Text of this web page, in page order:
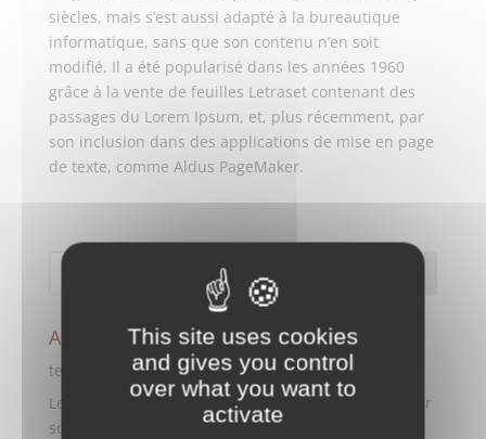
siècles, mais s’est aussi adapté à la bureautique
informatique, sans que son contenu n’en soit
modifié. Il a été popularisé dans les années 1960
grâce à la vente de feuilles Letraset contenant des
passages du Lorem Ipsum, et, plus récemment, par
son inclusion dans des applications de mise en page
de texte, comme Aldus PageMaker.
Articles récents
test
LePoles F labellisé Grande École du Numérique pour
son programme des Écoles du web dans les
This site uses cookies
and gives you control
over what you want to
activate